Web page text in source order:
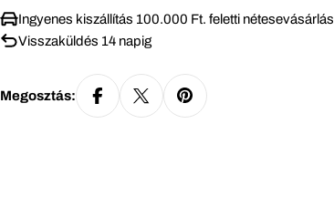
Ingyenes kiszállítás 100.000 Ft. feletti nétesevásárlás
Visszaküldés 14 napig
Megosztás: